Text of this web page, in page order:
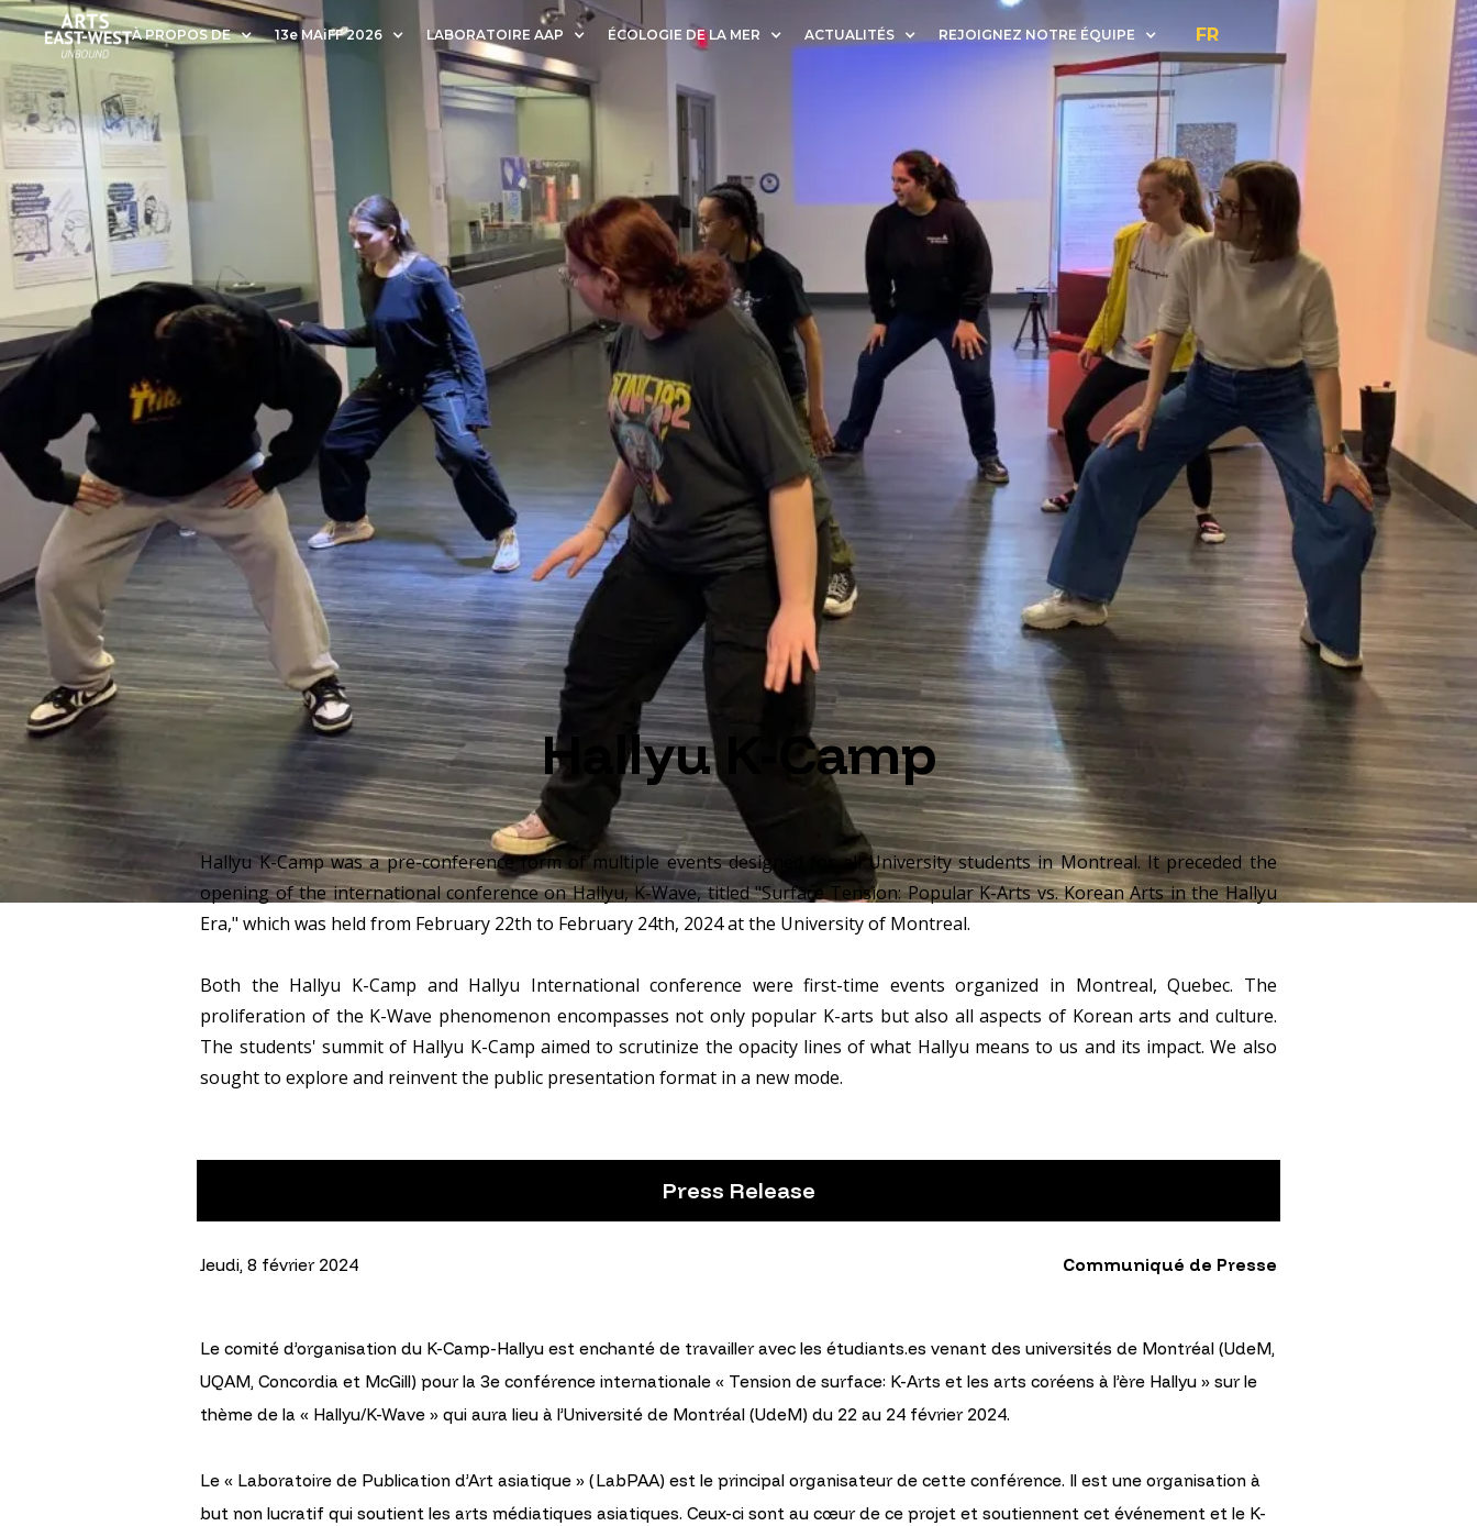
À PROPOS DE 13e MAiFF 2026 LABORATOIRE AAP ÉCOLOGIE DE LA MER ACTUALITÉS REJOIGNEZ NOTRE ÉQUIPE FR
Hallyu K-Camp
Hallyu K-Camp was a pre-conference form of multiple events designed for all University students in Montreal. It preceded the
opening of the international conference on Hallyu, K-Wave, titled "Surface Tension: Popular K-Arts vs. Korean Arts in the Hallyu
Era," which was held from February 22th to February 24th, 2024 at the University of Montreal.
Both the Hallyu K-Camp and Hallyu International conference were first-time events organized in Montreal, Quebec. The
proliferation of the K-Wave phenomenon encompasses not only popular K-arts but also all aspects of Korean arts and culture.
The students' summit of Hallyu K-Camp aimed to scrutinize the opacity lines of what Hallyu means to us and its impact. We also
sought to explore and reinvent the public presentation format in a new mode.
Press Release
Jeudi, 8 février 2024‍ Communiqué de Presse
Le comité d’organisation du K-Camp-Hallyu est enchanté de travailler avec les étudiants.es venant des universités de Montréal (UdeM,
UQAM, Concordia et McGill) pour la 3e conférence internationale « Tension de surface: K-Arts et les arts coréens à l’ère Hallyu » sur le
thème de la « Hallyu/K-Wave » qui aura lieu à l’Université de Montréal (UdeM) du 22 au 24 février 2024.
Le « Laboratoire de Publication d’Art asiatique » (LabPAA) est le principal organisateur de cette conférence. Il est une organisation à
but non lucratif qui soutient les arts médiatiques asiatiques. Ceux-ci sont au cœur de ce projet et soutiennent cet événement et le K-